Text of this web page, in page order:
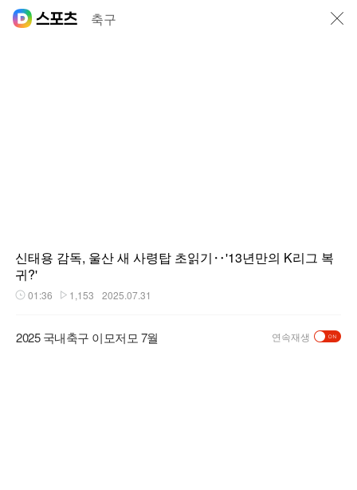
축구
신태용 감독, 울산 새 사령탑 초읽기‥'13년만의 K리그 복
귀?'
01:36 1,153 2025.07.31
2025 국내축구 이모저모 7월 연속재생